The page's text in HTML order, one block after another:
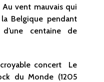
vent mauvais qui
Belgique pendant
centaine de
concert Le
du Monde (1205